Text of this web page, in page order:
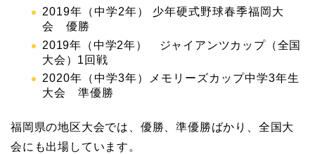
2019年（中学2年） 少年硬式野球春季福岡大
会 優勝
2019年（中学2年） ジャイアンツカップ（全国
大会）1回戦
2020年（中学3年）メモリーズカップ中学3年生
大会 準優勝
福岡県の地区大会では、優勝、準優勝ばかり、全国大
会にも出場しています。